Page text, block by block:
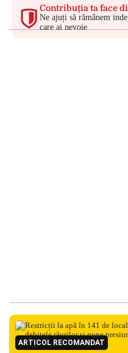
Contribuția ta face
Ne ajuți să rămânem
care ai nevoie
ARTICOL RECOMANDAT